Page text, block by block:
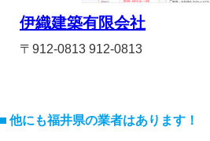
伊織建築有限会社
〒912-0813 912-0813
他にも福井県の業者はあります！